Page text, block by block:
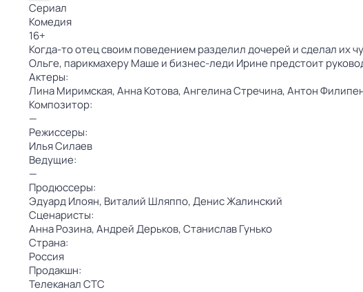
Сериал
Комедия
16+
Когда-то отец своим поведением разделил дочерей и сделал их
Ольге, парикмахеру Маше и бизнес-леди Ирине предстоит
Актеры:
Лина Миримская,Анна Котова,Ангелина Стречина,Антон
Композитор:
—
Режиссеры:
Илья Силаев
Ведущие:
—
Продюссеры:
Эдуард Илоян, Виталий Шляппо,Денис Жалинский
Сценаристы:
Анна Розина,Андрей Дерьков,Станислав Гунько
Страна:
Россия
Продакшн:
Телеканал СТС